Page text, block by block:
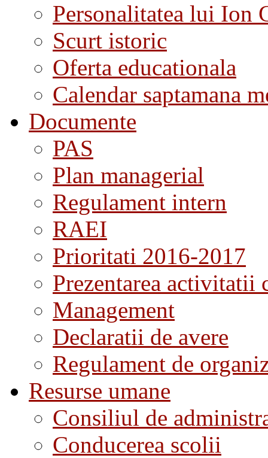
Personalitatea lui Ion
Scurt istoric
Oferta educationala
Calendar saptamana
Documente
PAS
Plan managerial
Regulament intern
RAEI
Prioritati 2016-2017
Prezentarea activitatii
Management
Declaratii de avere
Regulament de
Resurse umane
Consiliul de
Conducerea scolii